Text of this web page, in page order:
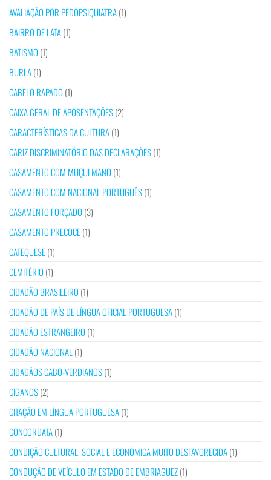
AVALIAÇÃO POR PEDOPSIQUIATRA(1)
BAIRRO DE LATA(1)
BATISMO (1)
BURLA(1)
CABELO RAPADO (1)
CAIXA GERAL DE APOSENTAÇÕES(2)
CARACTERÍSTICAS DA CULTURA(1)
CARIZ DISCRIMINATÓRIO DAS DECLARAÇÕES(1)
CASAMENTO COM MUÇULMANO (1)
CASAMENTO COM NACIONAL PORTUGUÊS(1)
CASAMENTO FORÇADO (3)
CASAMENTO PRECOCE(1)
CATEQUESE(1)
CEMITÉRIO (1)
CIDADÃO BRASILEIRO (1)
CIDADÃO DE PAÍS DE LÍNGUA OFICIAL PORTUGUESA(1)
CIDADÃO ESTRANGEIRO (1)
CIDADÃO NACIONAL (1)
CIDADÃOS CABO-VERDIANOS(1)
CIGANOS(2)
CITAÇÃO EM LÍNGUA PORTUGUESA(1)
CONCORDATA(1)
CONDIÇÃO CULTURAL, SOCIAL E ECONÓMICA MUITO DESFAVORECIDA(1)
CONDUÇÃO DE VEÍCULO EM ESTADO DE EMBRIAGUEZ(1)